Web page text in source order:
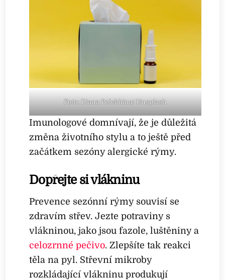
Foto: Diana Polekhina/ Unsplash
Imunologové domnívají, že je důležitá
změna životního stylu a to ještě před
začátkem sezóny alergické rýmy.
Dopřejte si vlákninu
Prevence sezónní rýmy souvisí se
zdravím střev. Jezte potraviny s
vlákninou, jako jsou fazole, luštěniny a
celozrnné pečivo. Zlepšíte tak reakci
těla na pyl. Střevní mikroby
rozkládající vlákninu produkují